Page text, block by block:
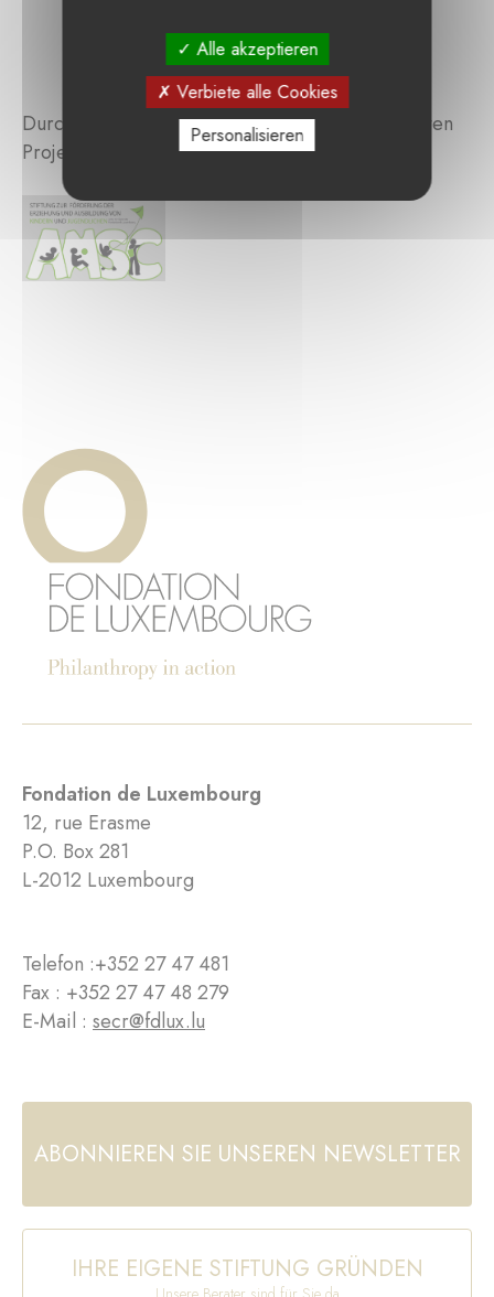
Durchsuchen Sie die von der Stiftung unterstützten
Projekte :
Fondation de Luxembourg
12, rue Erasme
P.O. Box 281
L-2012 Luxembourg
Telefon :+352 27 47 481
Fax : +352 27 47 48 279
E-Mail : secr@fdlux.lu
ABONNIEREN SIE UNSEREN NEWSLETTER
IHRE EIGENE STIFTUNG GRÜNDEN
Alle akzeptieren
Verbiete alle Cookies
Personalisieren